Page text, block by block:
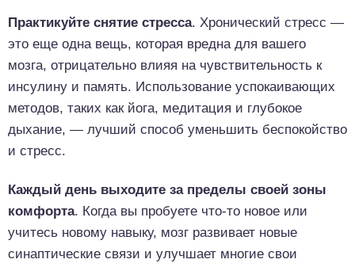
Практикуйте снятие стресса. Хронический стресс —
это еще одна вещь, которая вредна для вашего
мозга, отрицательно влияя на чувствительность к
инсулину и память. Использование успокаивающих
методов, таких как йога, медитация и глубокое
дыхание, — лучший способ уменьшить беспокойство
и стресс.
Каждый день выходите за пределы своей зоны
комфорта. Когда вы пробуете что-то новое или
учитесь новому навыку, мозг развивает новые
синаптические связи и улучшает многие свои